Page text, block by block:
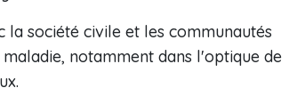
société civile et les communautés
notamment dans l'optique de